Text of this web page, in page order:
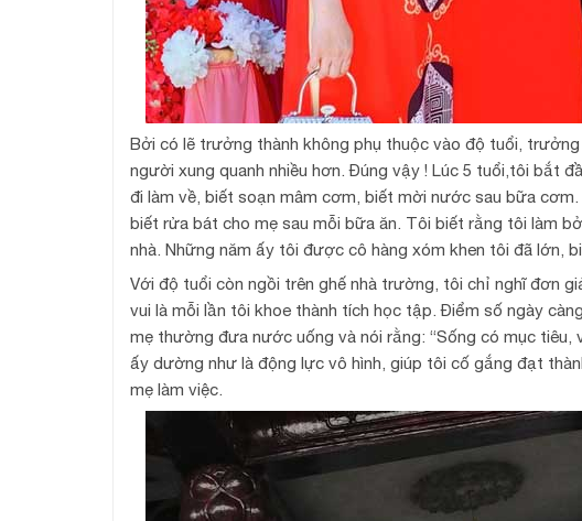
Bởi có lẽ trưởng thành không phụ thuộc vào độ tuổi,
người xung quanh nhiều hơn. Đúng vậy ! Lúc 5 tuổi,tôi bắt
đi làm về, biết soạn mâm cơm, biết mời nước sau bữa
biết rửa bát cho mẹ sau mỗi bữa ăn. Tôi biết rằng tôi làm
nhà. Những năm ấy tôi được cô hàng xóm khen tôi đã lớn,
Với độ tuổi còn ngồi trên ghế nhà trường, tôi chỉ nghĩ đơn
vui là mỗi lần tôi khoe thành tích học tập. Điểm số ngày
mẹ thường đưa nước uống và nói rằng: “Sống có mục
ấy dường như là động lực vô hình, giúp tôi cố gắng đạt
mẹ làm việc.